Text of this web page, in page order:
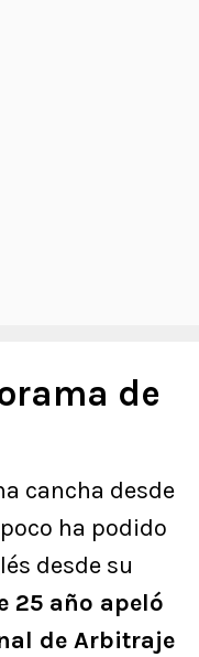
de
cancha desde
ha podido
desde su
25 año apeló
de Arbitraje